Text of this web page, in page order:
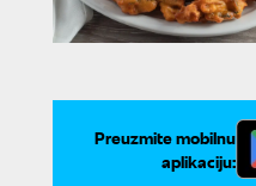
Preuzmite mobilnu
aplikaciju: